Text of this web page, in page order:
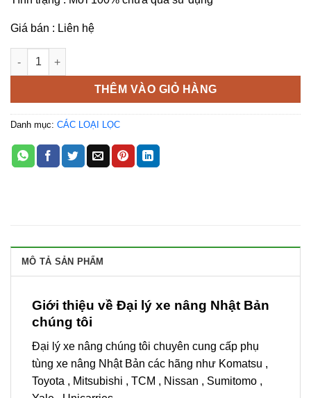
Giá bán : Liên hệ
Lọc Dầu Hộp Số số lượng
THÊM VÀO GIỎ HÀNG
Danh mục: CÁC LOẠI LỌC
MÔ TẢ SẢN PHẨM
Giới thiệu về Đại lý xe nâng Nhật Bản
chúng tôi
Đại lý xe nâng chúng tôi chuyên cung cấp phụ
tùng xe nâng Nhật Bản các hãng như Komatsu ,
Toyota , Mitsubishi , TCM , Nissan , Sumitomo ,